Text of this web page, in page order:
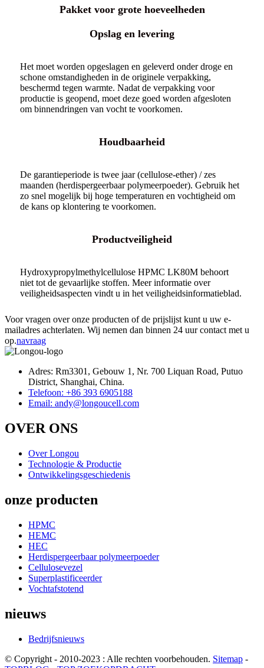
Pakket voor grote hoeveelheden
Opslag en levering
Het moet worden opgeslagen en geleverd onder droge en
schone omstandigheden in de originele verpakking,
beschermd tegen warmte. Nadat de verpakking voor
productie is geopend, moet deze goed worden afgesloten
om binnendringen van vocht te voorkomen.
Houdbaarheid
De garantieperiode is twee jaar (cellulose-ether) / zes
maanden (herdispergeerbaar polymeerpoeder). Gebruik het
zo snel mogelijk bij hoge temperaturen en vochtigheid om
de kans op klontering te voorkomen.
Productveiligheid
Hydroxypropylmethylcellulose HPMC LK80M behoort
niet tot de gevaarlijke stoffen. Meer informatie over
veiligheidsaspecten vindt u in het veiligheidsinformatieblad.
Voor vragen over onze producten of de prijslijst kunt u uw e-
mailadres achterlaten. Wij nemen dan binnen 24 uur contact met u
op.navraag
Adres: Rm3301, Gebouw 1, Nr. 700 Liquan Road, Putuo
District, Shanghai, China.
Telefoon: +86 393 6905188
Email: andy@longoucell.com
OVER ONS
Over Longou
Technologie & Productie
Ontwikkelingsgeschiedenis
onze producten
HPMC
HEMC
HEC
Herdispergeerbaar polymeerpoeder
Cellulosevezel
Superplastificeerder
Vochtafstotend
nieuws
Bedrijfsnieuws
© Copyright - 2010-2023 : Alle rechten voorbehouden. Sitemap -